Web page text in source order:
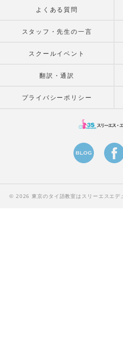
よくある質問
スタッフ・先生の一言
スクールイベント
翻訳・通訳
プライバシーポリシー
© 2026 東京のタイ語教室はスリーエスエデ